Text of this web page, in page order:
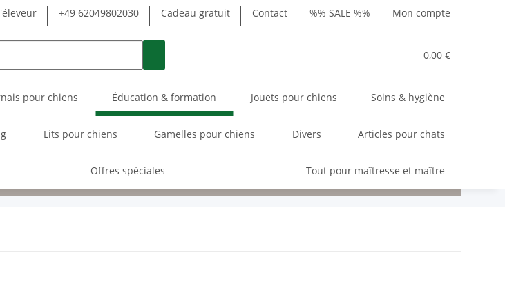
+49 62049802030 Cadeau gratuit Contact %% SALE %% Mon compte
0,00 €
pour chiens Éducation & formation Jouets pour chiens Soins & hygiène
Lits pour chiens Gamelles pour chiens Divers Articles pour chats
Offres spéciales Tout pour maîtresse et maître